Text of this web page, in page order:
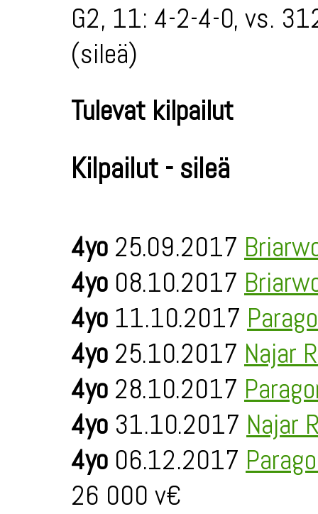
G2, 11: 4-2-4-0, vs.
(sileä)
Tulevat kilpailut
Kilpailut - sileä
4yo 25.09.2017
4yo 08.10.2017
4yo 11.10.2017
4yo 25.10.2017 Najar
4yo 28.10.2017
4yo 31.10.2017 Najar
4yo 06.12.2017
26 000 v€